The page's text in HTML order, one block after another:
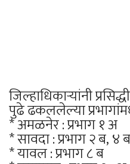
जिल्हाधिकाऱ्यांनी
पुढे ढकललेल्या
* अमळनेर : प्रभाग १ अ
* सावदा : प्रभाग २ ब, ४
* यावल : प्रभाग ८ ब